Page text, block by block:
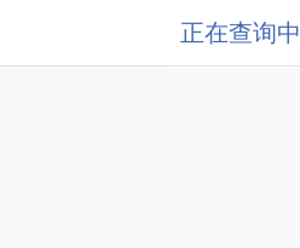
正在查询中